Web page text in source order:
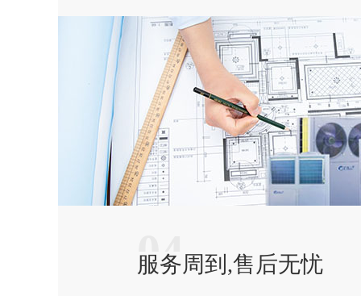
服务周到,售后无忧
04